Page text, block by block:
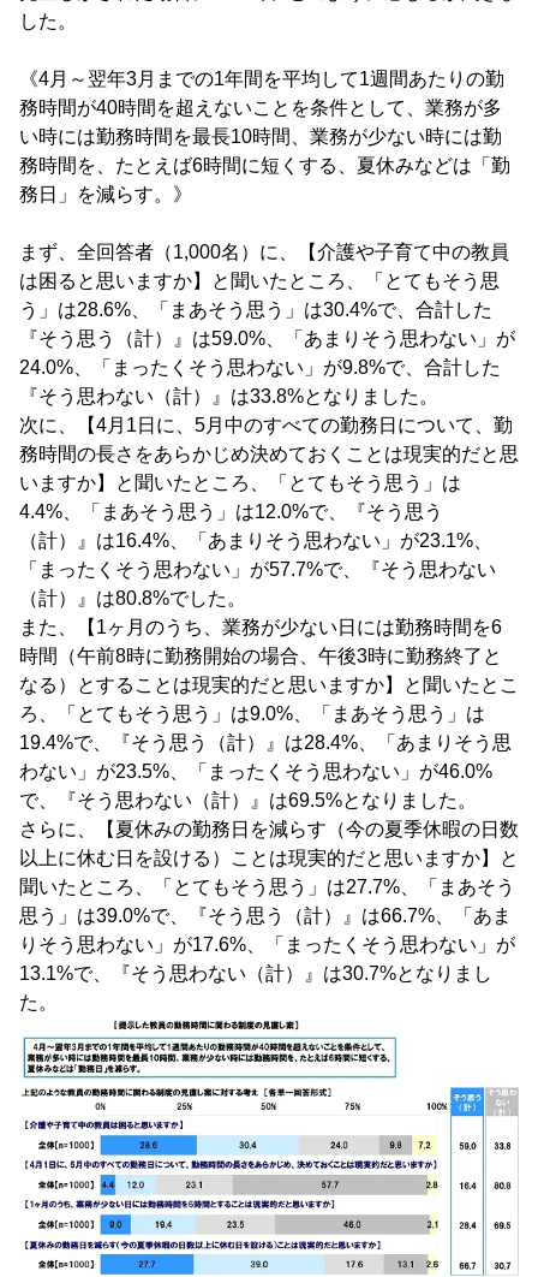
した。
《4月～翌年3月までの1年間を平均して1週間あたりの勤
務時間が40時間を超えないことを条件として、業務が多
い時には勤務時間を最長10時間、業務が少ない時には勤
務時間を、たとえば6時間に短くする、夏休みなどは「勤
務日」を減らす。》
まず、全回答者（1,000名）に、【介護や子育て中の教員
は困ると思いますか】と聞いたところ、「とてもそう思
う」は28.6%、「まあそう思う」は30.4%で、合計した
『そう思う（計）』は59.0%、「あまりそう思わない」が
24.0%、「まったくそう思わない」が9.8%で、合計した
『そう思わない（計）』は33.8%となりました。
次に、【4月1日に、5月中のすべての勤務日について、勤
務時間の長さをあらかじめ決めておくことは現実的だと思
いますか】と聞いたところ、「とてもそう思う」は
4.4%、「まあそう思う」は12.0%で、『そう思う
（計）』は16.4%、「あまりそう思わない」が23.1%、
「まったくそう思わない」が57.7%で、『そう思わない
（計）』は80.8%でした。
また、【1ヶ月のうち、業務が少ない日には勤務時間を6
時間（午前8時に勤務開始の場合、午後3時に勤務終了と
なる）とすることは現実的だと思いますか】と聞いたとこ
ろ、「とてもそう思う」は9.0%、「まあそう思う」は
19.4%で、『そう思う（計）』は28.4%、「あまりそう思
わない」が23.5%、「まったくそう思わない」が46.0%
で、『そう思わない（計）』は69.5%となりました。
さらに、【夏休みの勤務日を減らす（今の夏季休暇の日数
以上に休む日を設ける）ことは現実的だと思いますか】と
聞いたところ、「とてもそう思う」は27.7%、「まあそう
思う」は39.0%で、『そう思う（計）』は66.7%、「あま
りそう思わない」が17.6%、「まったくそう思わない」が
13.1%で、『そう思わない（計）』は30.7%となりまし
た。